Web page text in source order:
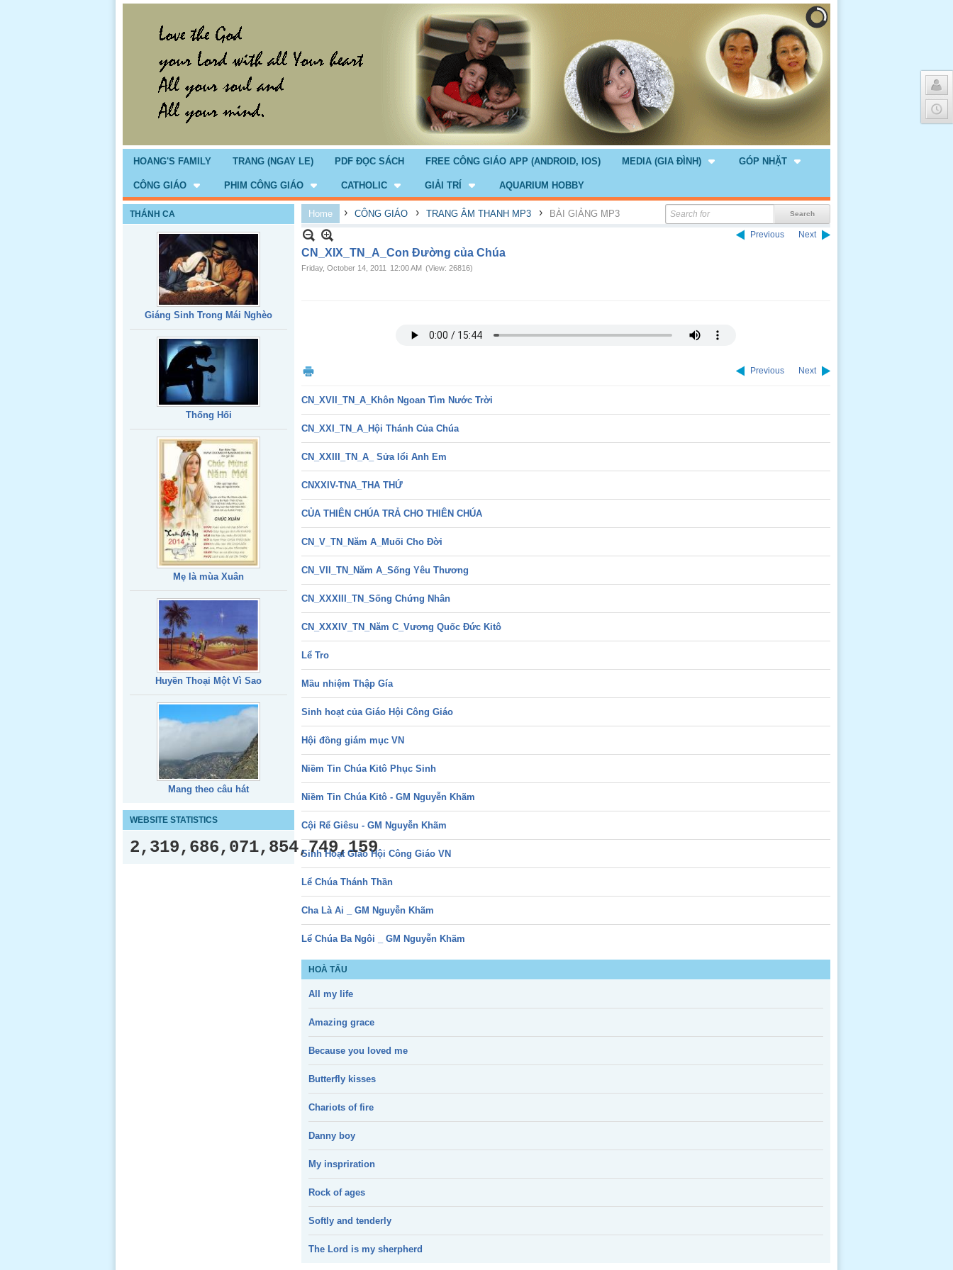
HOANG'S FAMILY TRANG (NGAY LE) PDF ĐỌC SÁCH FREE CÔNG GIÁO APP (ANDROID, IOS) MEDIA (GIA ĐÌNH) GÓP NHẶT
CÔNG GIÁO PHIM CÔNG GIÁO CATHOLIC GIẢI TRÍ AQUARIUM HOBBY
THÁNH CA
Giáng Sinh Trong Mái Nghèo
Thống Hối
Mẹ là mùa Xuân
Huyền Thoại Một Vì Sao
Mang theo câu hát
WEBSITE STATISTICS
2,319,686,071,854,749,159
Home › CÔNG GIÁO › TRANG ÂM THANH MP3 › BÀI GIẢNG MP3
Previous Next
CN_XIX_TN_A_Con Đường của Chúa
Friday, October 14, 2011 12:00 AM (View: 26816)
Previous Next
CN_XVII_TN_A_Khôn Ngoan Tìm Nước Trời
CN_XXI_TN_A_Hội Thánh Của Chúa
CN_XXIII_TN_A_ Sửa lổi Anh Em
CNXXIV-TNA_THA THỨ
CỦA THIÊN CHÚA TRẢ CHO THIÊN CHÚA
CN_V_TN_Năm A_Muối Cho Đời
CN_VII_TN_Năm A_Sống Yêu Thương
CN_XXXIII_TN_Sống Chứng Nhân
CN_XXXIV_TN_Năm C_Vương Quốc Đức Kitô
Lể Tro
Mầu nhiệm Thập Gía
Sinh hoạt của Giáo Hội Công Giáo
Hội đồng giám mục VN
Niềm Tin Chúa Kitô Phục Sinh
Niềm Tin Chúa Kitô - GM Nguyễn Khãm
Cội Rể Giêsu - GM Nguyễn Khãm
Sinh Hoạt Giáo Hội Công Giáo VN
Lể Chúa Thánh Thần
Cha Là Ai _ GM Nguyễn Khãm
Lể Chúa Ba Ngôi _ GM Nguyễn Khãm
HOÀ TẤU
All my life
Amazing grace
Because you loved me
Butterfly kisses
Chariots of fire
Danny boy
My inspriration
Rock of ages
Softly and tenderly
The Lord is my sherpherd